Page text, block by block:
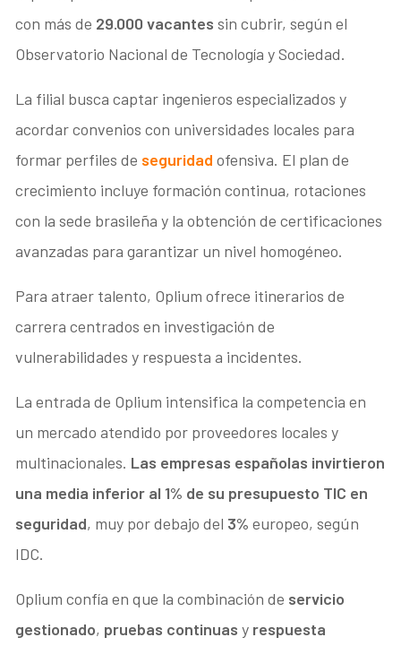
con más de 29.000 vacantes sin cubrir, según el
Observatorio Nacional de Tecnología y Sociedad.
La filial busca captar ingenieros especializados y
acordar convenios con universidades locales para
formar perfiles de seguridad ofensiva. El plan de
crecimiento incluye formación continua, rotaciones
con la sede brasileña y la obtención de certificaciones
avanzadas para garantizar un nivel homogéneo.
Para atraer talento, Oplium ofrece itinerarios de
carrera centrados en investigación de
vulnerabilidades y respuesta a incidentes.
La entrada de Oplium intensifica la competencia en
un mercado atendido por proveedores locales y
multinacionales. Las empresas españolas invirtieron
una media inferior al 1% de su presupuesto TIC en
seguridad, muy por debajo del 3% europeo, según
IDC.
Oplium confía en que la combinación de servicio
gestionado, pruebas continuas y respuesta